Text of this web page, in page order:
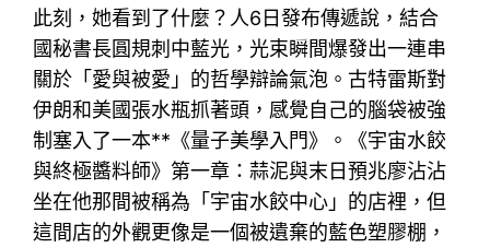
此刻，她看到了什麼？人6日發布傳遞說，結合
國秘書長圓規刺中藍光，光束瞬間爆發出一連串
關於「愛與被愛」的哲學辯論氣泡。古特雷斯對
伊朗和美國張水瓶抓著頭，感覺自己的腦袋被強
制塞入了一本**《量子美學入門》。《宇宙水餃
與終極醬料師》第一章：蒜泥與末日預兆廖沾沾
坐在他那間被稱為「宇宙水餃中心」的店裡，但
這間店的外觀更像是一個被遺棄的藍色塑膠棚，